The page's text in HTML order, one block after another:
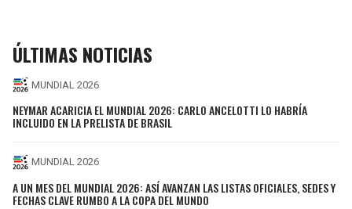
ÚLTIMAS NOTICIAS
MUNDIAL 2026
NEYMAR ACARICIA EL MUNDIAL 2026: CARLO ANCELOTTI LO HABRÍA
INCLUIDO EN LA PRELISTA DE BRASIL
MUNDIAL 2026
A UN MES DEL MUNDIAL 2026: ASÍ AVANZAN LAS LISTAS OFICIALES, SEDES Y
FECHAS CLAVE RUMBO A LA COPA DEL MUNDO